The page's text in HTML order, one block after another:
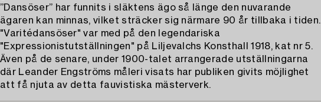
”Dansöser” har funnits i släktens ägo så länge den nuvarande
ägaren kan minnas, vilket sträcker sig närmare 90 år tillbaka i tiden.
"Varitédansöser" var med på den legendariska
"Expressionistutställningen" på Liljevalchs Konsthall 1918, kat nr 5.
Även på de senare, under 1900-talet arrangerade utställningarna
där Leander Engströms måleri visats har publiken givits möjlighet
att få njuta av detta fauvistiska mästerverk.